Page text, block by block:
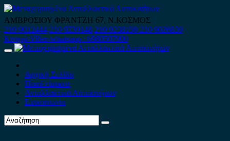
Skip
to
content
ΑΜΒΡΟΣΙΟΥ ΦΡΑΝΤΖΗ 67, Ν.ΚΟΣΜΟΣ
210 9012444 210 9239148 210 9238158 210 9026839
Κινητό-Viber-whatsapp : 6980507900
Primary
Αρχική Σελίδα
Ποιοί είμαστε
Ανταλλακτικά Αυτοκινήτων
Επικοινωνία